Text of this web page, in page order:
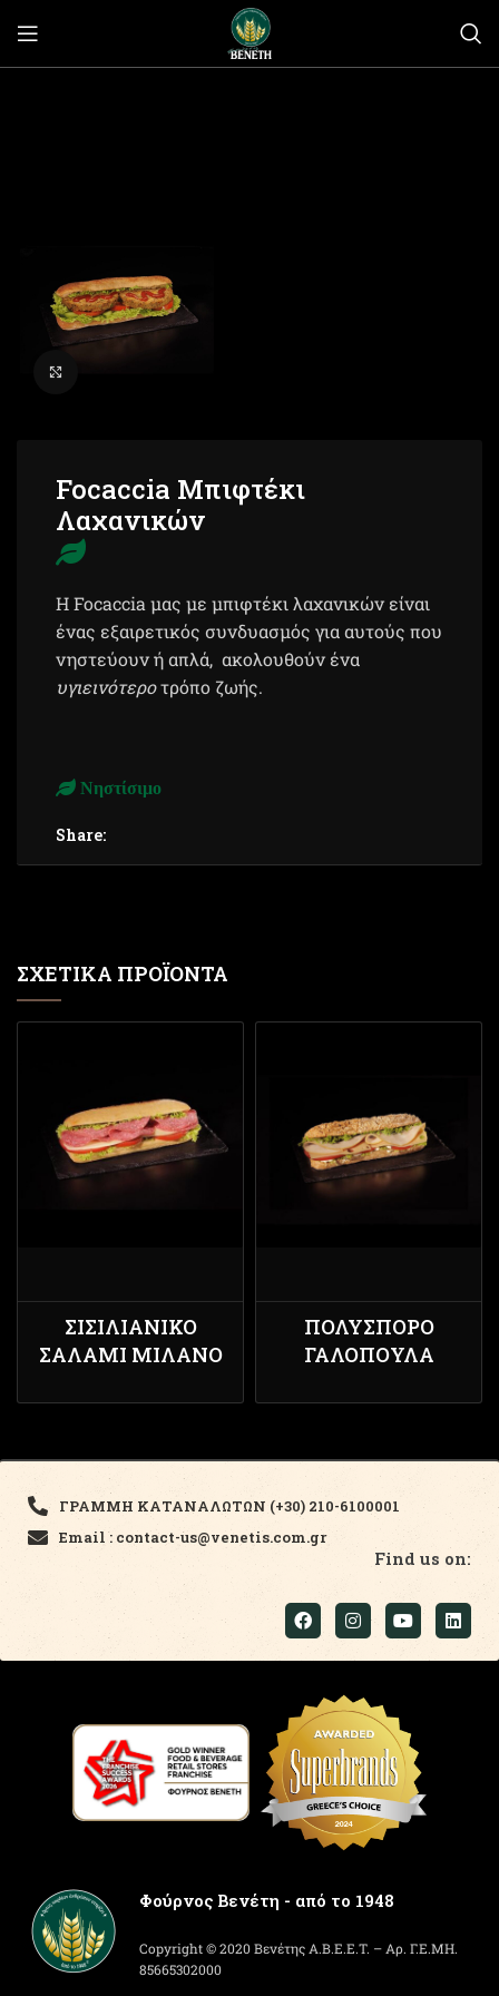
Focaccia Μπιφτέκι
Λαχανικών
Η Focaccia μας με μπιφτέκι λαχανικών είναι
ένας εξαιρετικός συνδυασμός για αυτούς που
νηστεύουν ή απλά, ακολουθούν ένα
υγιεινότεροτρόπο ζωής.
Νηστίσιμο
Share:
ΣΧΕΤΙΚΆ ΠΡΟΪΌΝΤΑ
ΣΙΣΙΛΙΆΝΙΚΟ
ΣΑΛΆΜΙ ΜΙΛΆΝΟ
ΠΟΛΎΣΠΟΡΟ
ΓΑΛΟΠΟΎΛΑ
ΓΡΑΜΜΗ ΚΑΤΑΝΑΛΩΤΩΝ (+30) 210-6100001
Email : contact-us@venetis.com.gr
Find us on:
Φούρνος Βενέτη - από το 1948
Copyright © 2020 Βενέτης Α.Β.Ε.Ε.Τ. – Αρ. Γ.Ε.ΜΗ.
85665302000